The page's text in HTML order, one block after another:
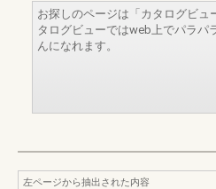
お探しのページは「カタログビュ
タログビューではweb上でパラパ
んになれます。
左ページから抽出された内容